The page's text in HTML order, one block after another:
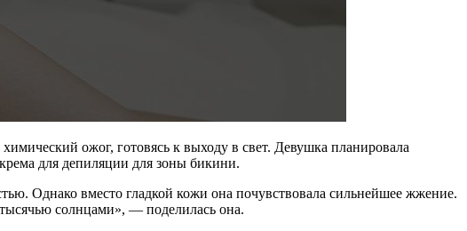
ожог, готовясь к выходу в свет. Девушка планировала
для депиляции для зоны бикини.
Однако вместо гладкой кожи она почувствовала сильнейшее жжение.
солнцами», — поделилась она.